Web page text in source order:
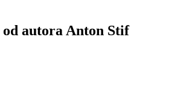
autora Anton Stif